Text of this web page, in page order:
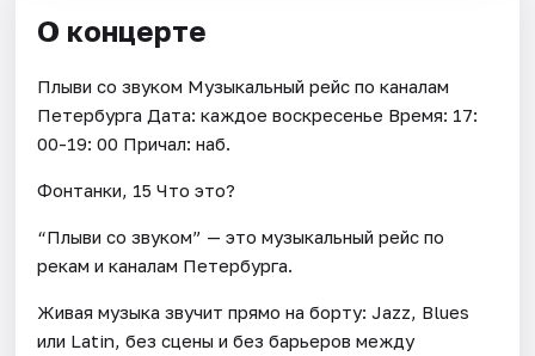
О концерте
Плыви со звуком Музыкальный рейс по каналам
Петербурга Дата: каждое воскресенье Время: 17:
00-19: 00 Причал: наб.
Фонтанки, 15 Что это?
“Плыви со звуком” — это музыкальный рейс по
рекам и каналам Петербурга.
Живая музыка звучит прямо на борту: Jazz, Blues
или Latin, без сцены и без барьеров между